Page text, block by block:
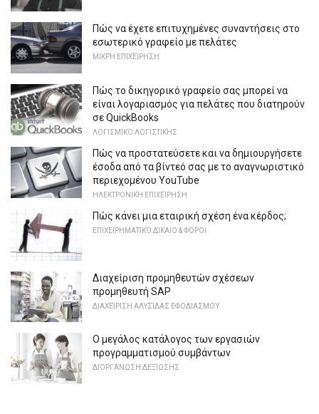
Πώς να έχετε επιτυχημένες συναντήσεις στο
εσωτερικό γραφείο με πελάτες
ΜΙΚΡΉ ΕΠΙΧΕΊΡΗΣΗ
Πώς το δικηγορικό γραφείο σας μπορεί να
είναι λογαριασμός για πελάτες που διατηρούν
σε QuickBooks
ΛΟΓΙΣΜΙΚΌ ΛΟΓΙΣΤΙΚΉΣ
Πώς να προστατεύσετε και να δημιουργήσετε
έσοδα από τα βίντεό σας με το αναγνωριστικό
περιεχομένου YouTube
ΗΛΕΚΤΡΟΝΙΚΉ ΕΠΙΧΕΊΡΗΣΗ
Πώς κάνει μια εταιρική σχέση ένα κέρδος;
ΕΠΙΧΕΙΡΗΜΑΤΙΚΌ ΔΊΚΑΙΟ & ΦΌΡΟΙ
Διαχείριση προμηθευτών σχέσεων
προμηθευτή SAP
ΔΙΑΧΕΊΡΙΣΗ ΑΛΥΣΊΔΑΣ ΕΦΟΔΙΑΣΜΟΎ
Ο μεγάλος κατάλογος των εργασιών
προγραμματισμού συμβάντων
ΔΙΟΡΓΆΝΩΣΗ ΔΕΞΊΩΣΗΣ